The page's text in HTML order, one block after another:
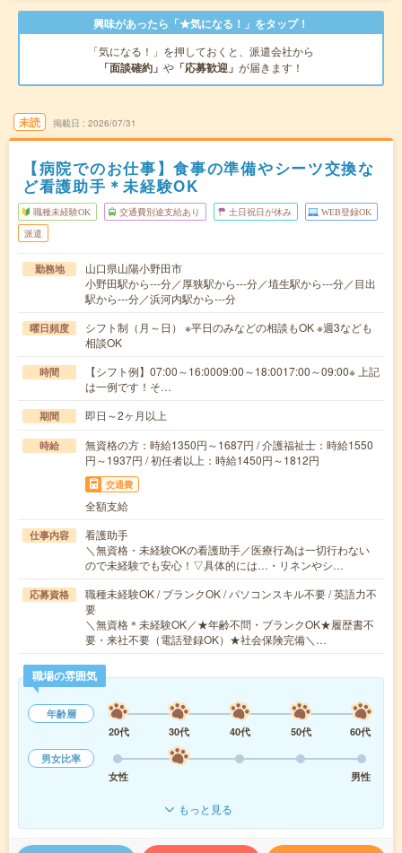
興味があったら「★気になる！」をタップ！
「気になる！」を押しておくと、派遣会社から
「面談確約」 や 「応募歓迎」 が届きます！
未読 掲載日 2026/07/31
【病院でのお仕事】食事の準備やシーツ交換な
ど看護助手＊未経験OK
職種未経験OK 交通費別途支給あり 土日祝日が休み WEB登録OK
派遣
勤務地
山口県山陽小野田市
小野田駅から---分／厚狭駅から---分／埴生駅から---分／目出
駅から---分／浜河内駅から---分
曜日頻度
シフト制（月～日） ※平日のみなどの相談もOK ※週3なども
相談OK
時間
【シフト例】07:00～16:0009:00～18:0017:00～09:00※ 上記
は一例です！そ…
期間 即日～2ヶ月以上
時給
無資格の方：時給1350円～1687円 / 介護福祉士：時給1550
円～1937円 / 初任者以上：時給1450円～1812円
交通費
全額支給
仕事内容
看護助手
＼無資格・未経験OKの看護助手／医療行為は一切行わない
ので未経験でも安心！▽具体的には…・リネンやシ…
応募資格
職種未経験OK / ブランクOK / パソコンスキル不要 / 英語力不
要
＼無資格＊未経験OK／★年齢不問・ブランクOK★履歴書不
要・来社不要（電話登録OK）★社会保険完備＼…
職場の雰囲気
年齢層
20代
30代 40代 50代
60代
男女比率
女性
男性
もっと見る